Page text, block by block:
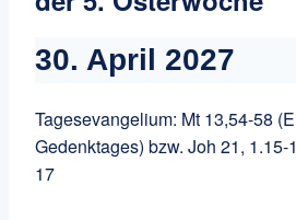
30. April 2027
Tagesevangelium: Mt 13,54-58
Gedenktages) bzw. Joh 21, 1.15-
17